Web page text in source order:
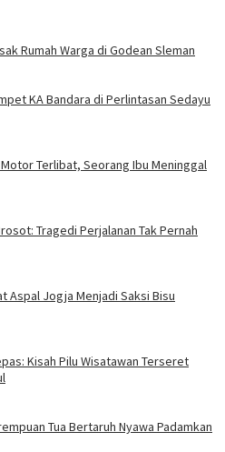
Rumah Warga di Godean Sleman
KA Bandara di Perlintasan Sedayu
Terlibat, Seorang Ibu Meninggal
Tragedi Perjalanan Tak Pernah
Aspal Jogja Menjadi Saksi Bisu
Kisah Pilu Wisatawan Terseret
Tua Bertaruh Nyawa Padamkan